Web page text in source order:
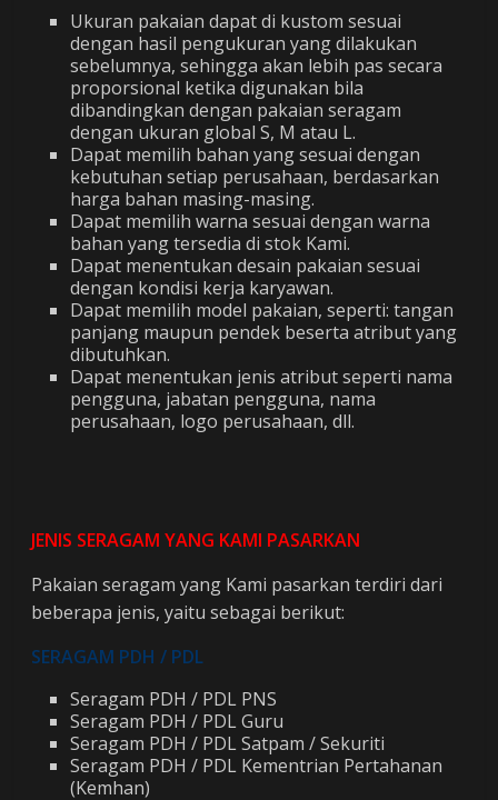
Ukuran pakaian dapat di kustom sesuai
dengan hasil pengukuran yang dilakukan
sebelumnya, sehingga akan lebih pas secara
proporsional ketika digunakan bila
dibandingkan dengan pakaian seragam
dengan ukuran global S, M atau L.
Dapat memilih bahan yang sesuai dengan
kebutuhan setiap perusahaan, berdasarkan
harga bahan masing-masing.
Dapat memilih warna sesuai dengan warna
bahan yang tersedia di stok Kami.
Dapat menentukan desain pakaian sesuai
dengan kondisi kerja karyawan.
Dapat memilih model pakaian, seperti: tangan
panjang maupun pendek beserta atribut yang
dibutuhkan.
Dapat menentukan jenis atribut seperti nama
pengguna, jabatan pengguna, nama
perusahaan, logo perusahaan, dll.
JENIS SERAGAM YANG KAMI PASARKAN
Pakaian seragam yang Kami pasarkan terdiri dari
beberapa jenis, yaitu sebagai berikut:
SERAGAM PDH / PDL
Seragam PDH / PDL PNS
Seragam PDH / PDL Guru
Seragam PDH / PDL Satpam / Sekuriti
Seragam PDH / PDL Kementrian Pertahanan
(Kemhan)